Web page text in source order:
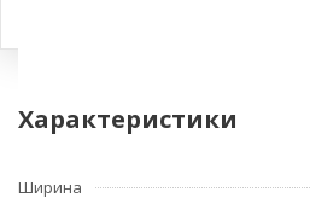
Характеристики
Ширина